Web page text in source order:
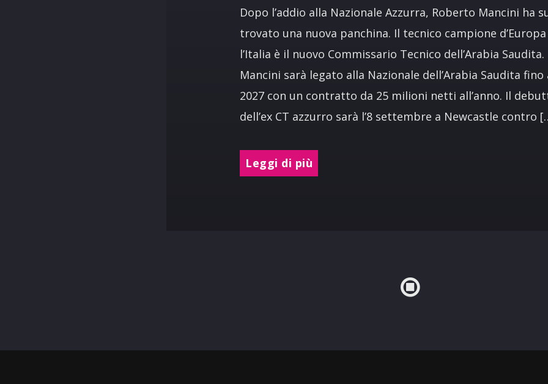
Dopo l’addio alla Nazionale Azzurra, Roberto Mancini ha
trovato una nuova panchina. Il tecnico campione
l’Italia è il nuovo Commissario Tecnico dell’Arabia Saudita.
Mancini sarà legato alla Nazionale dell’Arabia Saudita fino
2027 con un contratto da 25 milioni netti all’anno. Il
dell’ex CT azzurro sarà l’8 settembre a Newcastle contro
Leggi di più